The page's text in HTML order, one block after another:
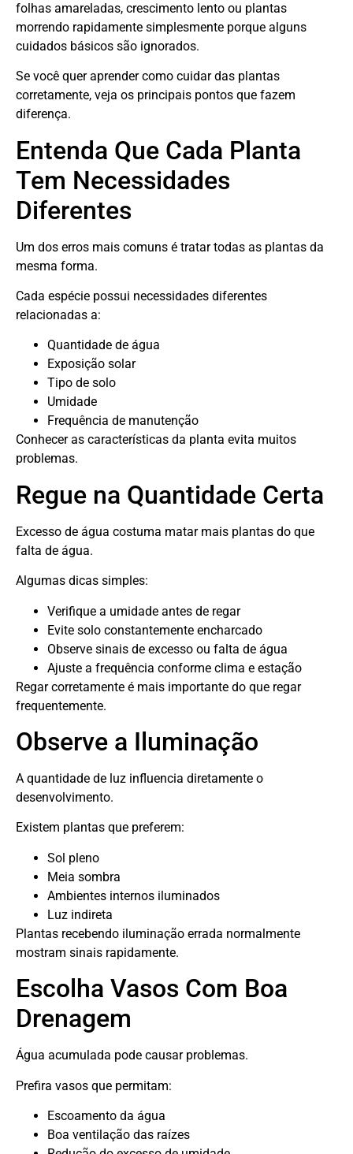
folhas amareladas, crescimento lento ou plantas
morrendo rapidamente simplesmente porque alguns
cuidados básicos são ignorados.
Se você quer aprender como cuidar das plantas
corretamente, veja os principais pontos que fazem
diferença.
Entenda Que Cada Planta
Tem Necessidades
Diferentes
Um dos erros mais comuns é tratar todas as plantas da
mesma forma.
Cada espécie possui necessidades diferentes
relacionadas a:
Quantidade de água
Exposição solar
Tipo de solo
Umidade
Frequência de manutenção
Conhecer as características da planta evita muitos
problemas.
Regue na Quantidade Certa
Excesso de água costuma matar mais plantas do que
falta de água.
Algumas dicas simples:
Verifique a umidade antes de regar
Evite solo constantemente encharcado
Observe sinais de excesso ou falta de água
Ajuste a frequência conforme clima e estação
Regar corretamente é mais importante do que regar
frequentemente.
Observe a Iluminação
A quantidade de luz influencia diretamente o
desenvolvimento.
Existem plantas que preferem:
Sol pleno
Meia sombra
Ambientes internos iluminados
Luz indireta
Plantas recebendo iluminação errada normalmente
mostram sinais rapidamente.
Escolha Vasos Com Boa
Drenagem
Água acumulada pode causar problemas.
Prefira vasos que permitam:
Escoamento da água
Boa ventilação das raízes